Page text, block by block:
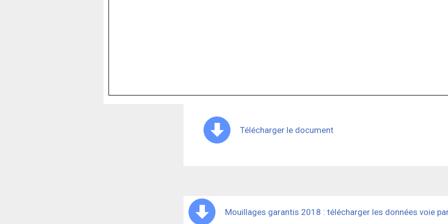
Télécharger le document
Mouillages garantis 2018 : télécharger les données voie